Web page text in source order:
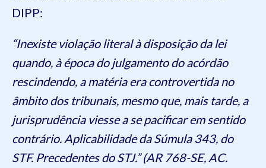
DIPP:
“Inexiste violação literal à disposição da lei
quando, à época do julgamento do acórdão
rescindendo, a matéria era controvertida no
âmbito dos tribunais, mesmo que, mais tarde, a
jurisprudência viesse a se pacificar em sentido
contrário. Aplicabilidade da Súmula 343, do
STF. Precedentes do STJ.” (AR 768-SE, AC.